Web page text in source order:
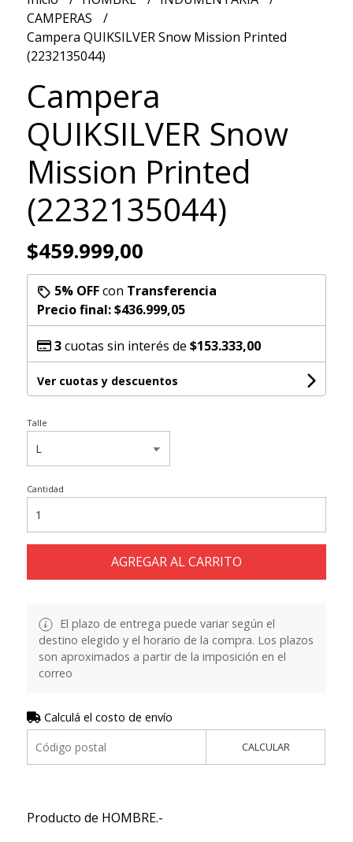
CAMPERAS
Campera QUIKSILVER Snow Mission Printed
(2232135044)
Campera
QUIKSILVER Snow
Mission Printed
(2232135044)
$459.999,00
5% OFFcon Transferencia
Precio final:$436.999,05
3cuotas sin interés de $153.333,00
Ver cuotas y descuentos
Talle
Cantidad
AGREGAR AL CARRITO
El plazo de entrega puede variar según el
destino elegido y el horario de la compra. Los plazos
son aproximados a partir de la imposición en el
correo
Calculá el costo de envío
CALCULAR
Producto de HOMBRE.-